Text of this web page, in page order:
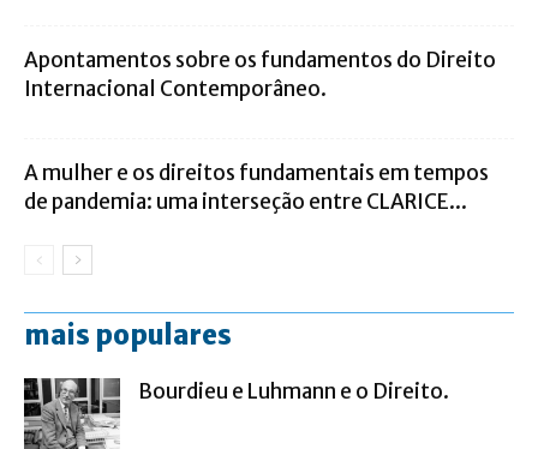
Apontamentos sobre os fundamentos do Direito
Internacional Contemporâneo.
A mulher e os direitos fundamentais em tempos
de pandemia: uma interseção entre CLARICE...
mais populares
Bourdieu e Luhmann e o Direito.